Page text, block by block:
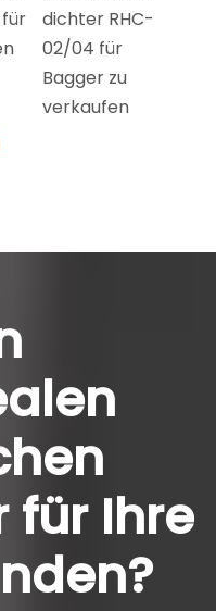
für
dichter RHC-
02/04 für
Bagger zu
verkaufen
für Ihre